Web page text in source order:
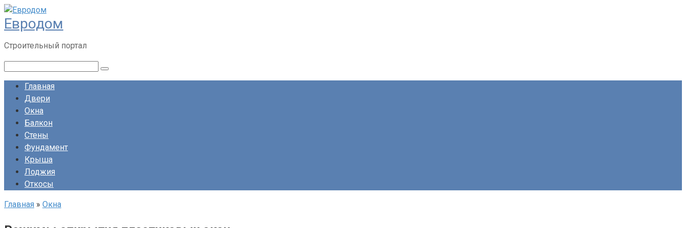
Перейти
к
контенту
Евродом
Строительный портал
Главная
Двери
Окна
Балкон
Стены
Фундамент
Крыша
Лоджия
Откосы
Главная » Окна